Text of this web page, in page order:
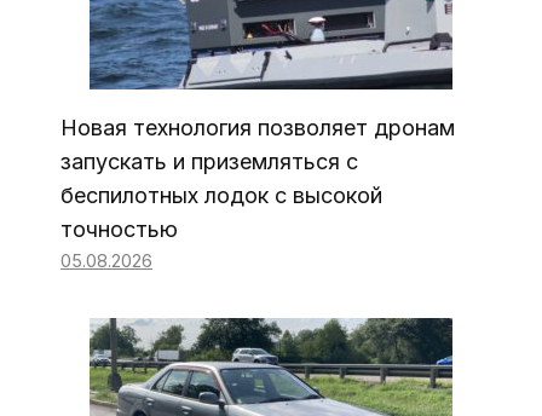
Новая технология позволяет дронам
запускать и приземляться с
беспилотных лодок с высокой
точностью
05.08.2026